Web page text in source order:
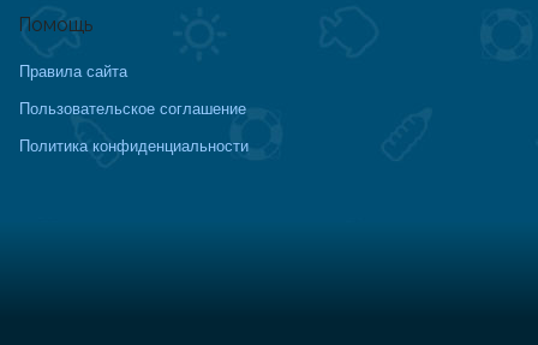
Помощь
Правила сайта
Пользовательское соглашение
Политика конфиденциальности